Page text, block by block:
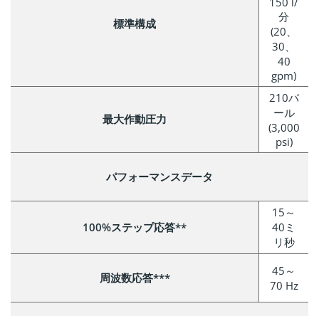
標準構成
分
(20、
30、
40
gpm)
最大作動圧力
210バ
ール
(3,000
psi)
パフォーマンスデータ
100%ステップ応答**
15～
40ミ
リ秒
周波数応答***
45～
70 Hz